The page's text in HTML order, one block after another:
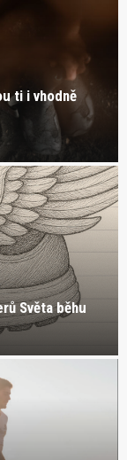
ti i vhodně
Světa běhu